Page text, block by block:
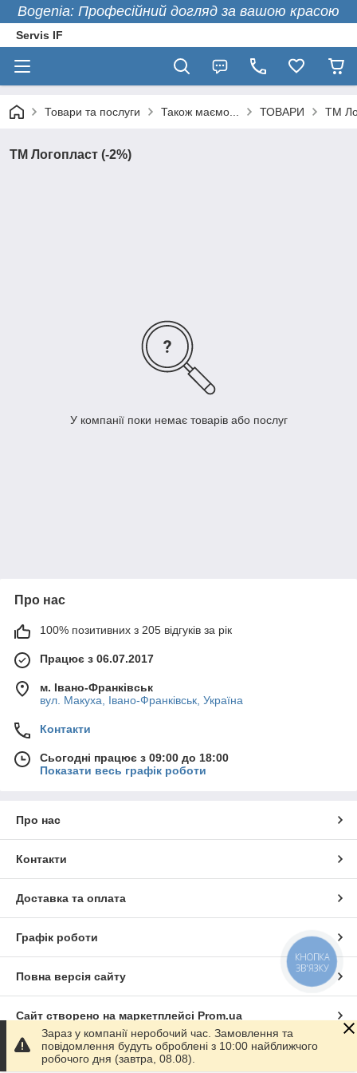
Bogenia: Професійний догляд за вашою красою
Servis IF
Товари та послуги Також маємо... ТОВАРИ ТМ
ТМ Логопласт (-2%)
У компанії поки немає товарів або послуг
Про нас
100% позитивних з 205 відгуків за рік
Працює з 06.07.2017
м. Івано-Франківськ
вул. Макуха, Івано-Франківськ, Україна
Контакти
Сьогодні працює з 09:00 до 18:00
Показати весь графік роботи
Про нас
Контакти
Доставка та оплата
Графік роботи
Повна версія сайту
Сайт створено на маркетплейсі Prom.ua
Політика конфіденційності
Зараз у компанії неробочий час. Замовлення та
повідомлення будуть оброблені з 10:00 найближчого
робочого дня (завтра, 08.08).
КНОПКА
ЗВ'ЯЗКУ